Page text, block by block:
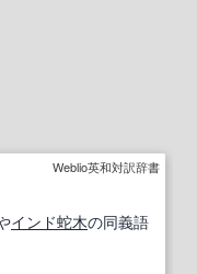
Weblio英和対訳辞書
インド蛇木の同義語